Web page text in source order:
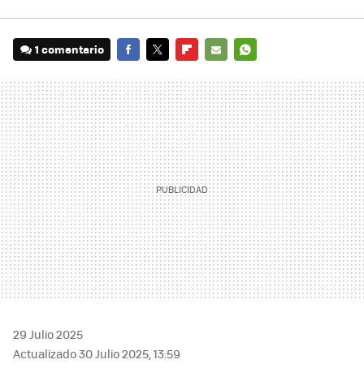
1 comentario
MAIL
29 Julio 2025
Actualizado 30 Julio 2025, 13:59